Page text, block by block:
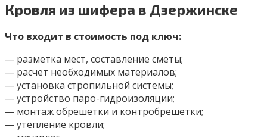
Кровля из шифера в Дзержинске
Что входит в стоимость под ключ:
— разметка мест, составление сметы;
— расчет необходимых материалов;
— установка стропильной системы;
— устройство паро-гидроизоляции;
— монтаж обрешетки и контробрешетки;
— утепление кровли;